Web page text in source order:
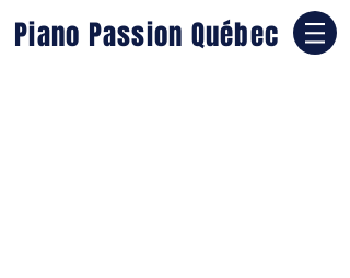
Piano Passion Québec